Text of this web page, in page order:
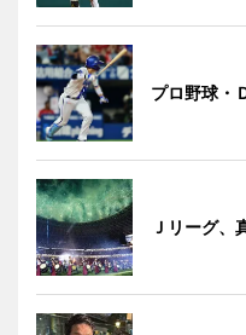
プロ野球・
Ｊリーグ、